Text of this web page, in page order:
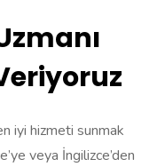
iyi hizmeti sunmak
veya İngilizce’den